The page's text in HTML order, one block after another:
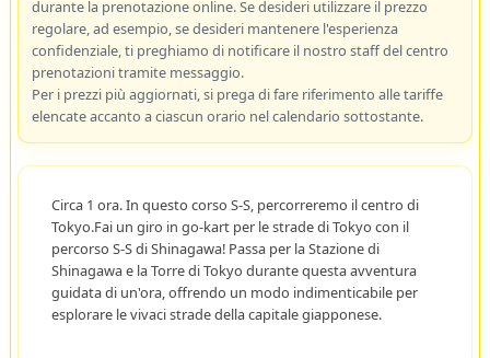
durante la prenotazione online. Se desideri utilizzare il prezzo
regolare, ad esempio, se desideri mantenere l'esperienza
confidenziale, ti preghiamo di notificare il nostro staff del centro
prenotazioni tramite messaggio.
Per i prezzi più aggiornati, si prega di fare riferimento alle tariffe
elencate accanto a ciascun orario nel calendario sottostante.
Circa 1 ora. In questo corso S-S, percorreremo il centro di
Tokyo.Fai un giro in go-kart per le strade di Tokyo con il
percorso S-S di Shinagawa! Passa per la Stazione di
Shinagawa e la Torre di Tokyo durante questa avventura
guidata di un'ora, offrendo un modo indimenticabile per
esplorare le vivaci strade della capitale giapponese.